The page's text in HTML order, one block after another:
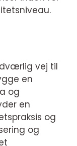
vej til
en
og
en
og
og